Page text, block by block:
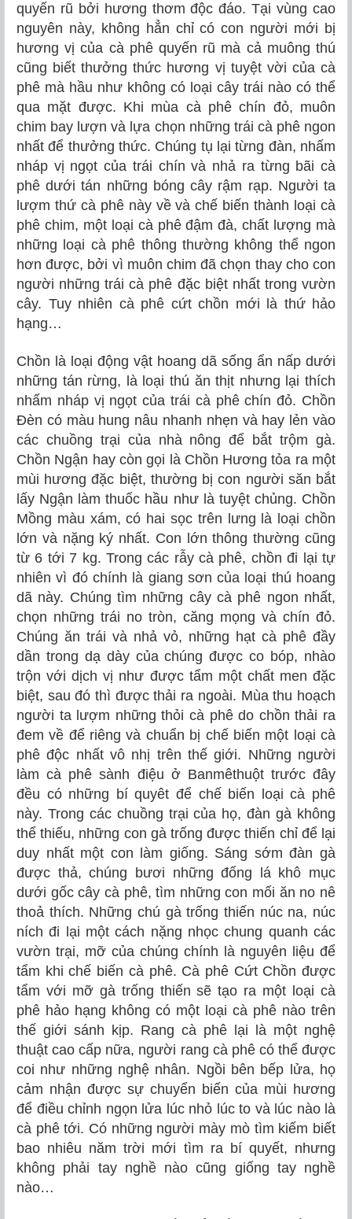
quyến rũ bởi hương thơm độc đáo. Tại vùng cao
nguyên này, không hẳn chỉ có con người mới bị
hương vị của cà phê quyến rũ mà cả muông thú
cũng biết thưởng thức hương vị tuyệt vời của cà
phê mà hầu như không có loại cây trái nào có thể
qua mặt được. Khi mùa cà phê chín đỏ, muôn
chim bay lượn và lựa chọn những trái cà phê ngon
nhất để thưởng thức. Chúng tụ lại từng đàn, nhấm
nháp vị ngọt của trái chín và nhả ra từng bãi cà
phê dưới tán những bóng cây rậm rạp. Người ta
lượm thứ cà phê này về và chế biến thành loại cà
phê chim, một loại cà phê đậm đà, chất lượng mà
những loại cà phê thông thường không thể ngon
hơn được, bởi vì muôn chim đã chọn thay cho con
người những trái cà phê đặc biệt nhất trong vườn
cây. Tuy nhiên cà phê cứt chồn mới là thứ hảo
hạng…
Chồn là loại động vật hoang dã sống ẩn nấp dưới
những tán rừng, là loại thú ăn thịt nhưng lại thích
nhấm nháp vị ngọt của trái cà phê chín đỏ. Chồn
Đèn có màu hung nâu nhanh nhẹn và hay lẻn vào
các chuồng trại của nhà nông để bắt trộm gà.
Chồn Ngận hay còn gọi là Chồn Hương tỏa ra một
mùi hương đặc biệt, thường bị con người săn bắt
lấy Ngận làm thuốc hầu như là tuyệt chủng. Chồn
Mồng màu xám, có hai sọc trên lưng là loại chồn
lớn và nặng ký nhất. Con lớn thông thường cũng
từ 6 tới 7 kg. Trong các rẫy cà phê, chồn đi lại tự
nhiên vì đó chính là giang sơn của loại thú hoang
dã này. Chúng tìm những cây cà phê ngon nhất,
chọn những trái no tròn, căng mọng và chín đỏ.
Chúng ăn trái và nhả vỏ, những hạt cà phê đầy
dần trong dạ dày của chúng được co bóp, nhào
trộn với dịch vị như được tẩm một chất men đặc
biệt, sau đó thì được thải ra ngoài. Mùa thu hoạch
người ta lượm những thỏi cà phê do chồn thải ra
đem về để riêng và chuẩn bị chế biến một loại cà
phê độc nhất vô nhị trên thế giới. Những người
làm cà phê sành điệu ở Banmêthuột trước đây
đều có những bí quyêt để chế biến loại cà phê
này. Trong các chuồng trại của họ, đàn gà không
thể thiếu, những con gà trống được thiến chỉ để lại
duy nhất một con làm giống. Sáng sớm đàn gà
được thả, chúng bươi những đống lá khô mục
dưới gốc cây cà phê, tìm những con mối ăn no nê
thoả thích. Những chú gà trống thiến núc na, núc
ních đi lại một cách nặng nhọc chung quanh các
vườn trại, mỡ của chúng chính là nguyên liệu để
tẩm khi chế biến cà phê. Cà phê Cứt Chồn được
tẩm với mỡ gà trống thiến sẽ tạo ra một loại cà
phê hảo hạng không có một loại cà phê nào trên
thế giới sánh kịp. Rang cà phê lại là một nghệ
thuật cao cấp nữa, người rang cà phê có thể được
coi như những nghệ nhân. Ngồi bên bếp lửa, họ
cảm nhận được sự chuyển biến của mùi hương
để điều chỉnh ngọn lửa lúc nhỏ lúc to và lúc nào là
cà phê tới. Có những người mày mò tìm kiếm biết
bao nhiêu năm trời mới tìm ra bí quyết, nhưng
không phải tay nghề nào cũng giống tay nghề
nào…